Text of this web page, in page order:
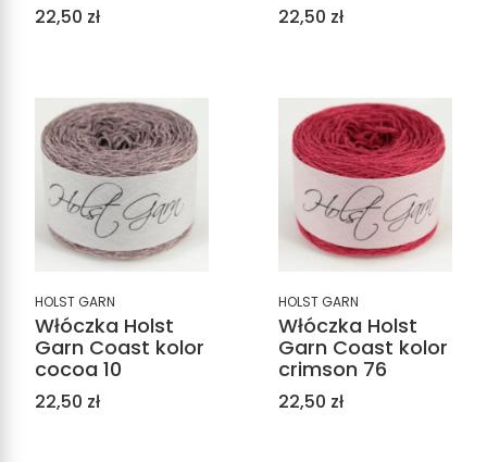
Cena
22,50 zł Cena
22,50 zł
HOLST GARN
Włóczka Holst
Garn Coast kolor
cocoa 10
Cena
22,50 zł
HOLST GARN
Włóczka Holst
Garn Coast kolor
crimson 76
Cena
22,50 zł